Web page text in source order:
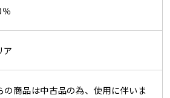
ア
の商品は中古品の為、使用に伴いま